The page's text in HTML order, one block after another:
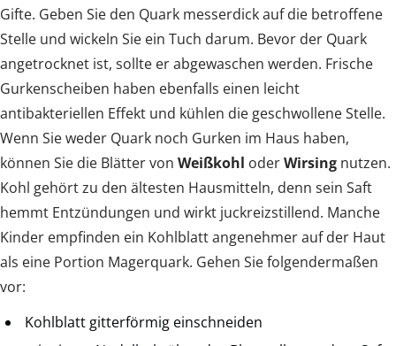
Gifte. Geben Sie den Quark messerdick auf die betroffene
Stelle und wickeln Sie ein Tuch darum. Bevor der Quark
angetrocknet ist, sollte er abgewaschen werden. Frische
Gurkenscheiben haben ebenfalls einen leicht
antibakteriellen Effekt und kühlen die geschwollene Stelle.
Wenn Sie weder Quark noch Gurken im Haus haben,
können Sie die Blätter von Weißkohl oderWirsing nutzen.
Kohl gehört zu den ältesten Hausmitteln, denn sein Saft
hemmt Entzündungen und wirkt juckreizstillend. Manche
Kinder empfinden ein Kohlblatt angenehmer auf der Haut
als eine Portion Magerquark. Gehen Sie folgendermaßen
vor:
Kohlblatt gitterförmig einschneiden